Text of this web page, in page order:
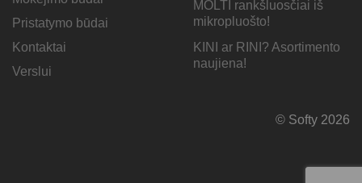
Pristatymo būdai
Kontaktai
Verslui
MOLTI rankšluosčiai iš
mikropluošto!
KINI ar RINI? Asortimento
naujiena!
© Softy 2026